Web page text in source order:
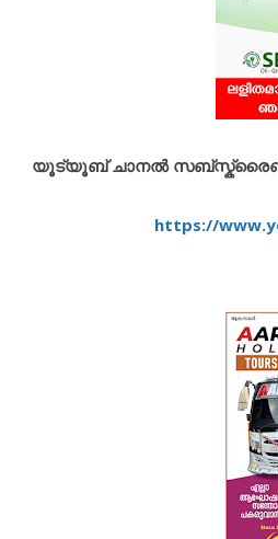
യൂട്യൂബ് ചാനൽ സബ്സ്ക്രൈബ്
https://